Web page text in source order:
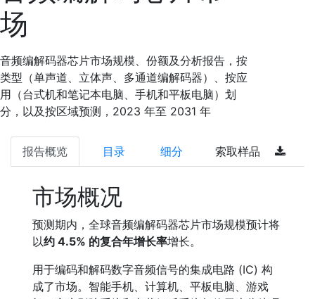
场
音频编解码器芯片市场规模、份额及分析报告，按
类型（单声道、立体声、多通道编解码器）、按应
用（台式机和笔记本电脑、手机和平板电脑）划
分，以及按区域预测，2023 年至 2031 年
报告概览 目录 细分 索取样品
市场概况
预测期内，全球音频编解码器芯片市场规模预计将
以约 4.5% 的复合年增长率增长。
用于编码和解码数字音频信号的集成电路 (IC) 构
成了市场。智能手机、计算机、平板电脑、游戏